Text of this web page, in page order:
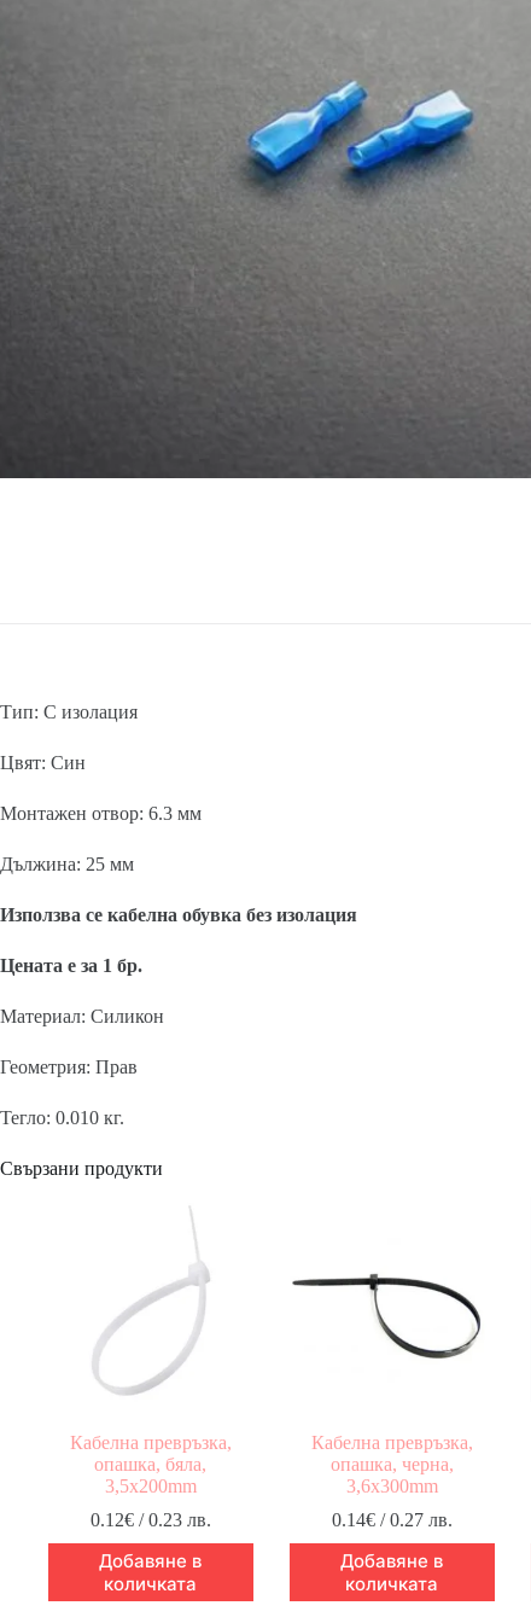
Тип: С изолация
Цвят: Син
Монтажен отвор: 6.3 мм
Дължина: 25 мм
Използва се кабелна обувка без изолация
Цената е за 1 бр.
Материал: Силикон
Геометрия: Прав
Тегло: 0.010 кг.
Свързани продукти
Кабелна превръзка,
опашка, бяла,
3,5x200mm
0.12€/ 0.23 лв.
Добавяне в
количката
Кабелна превръзка,
опашка, черна,
3,6x300mm
0.14€/ 0.27 лв.
Добавяне в
количката